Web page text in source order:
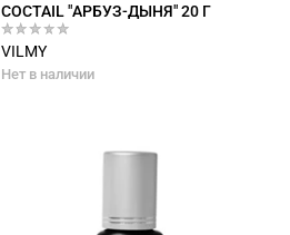
COCTAIL "АРБУЗ-ДЫНЯ" 20 Г
VILMY
Нет в наличии